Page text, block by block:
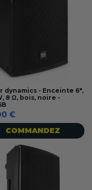
dynamics - Enceinte 6",
8 Ω, bois, noire -
€
COMMANDEZ